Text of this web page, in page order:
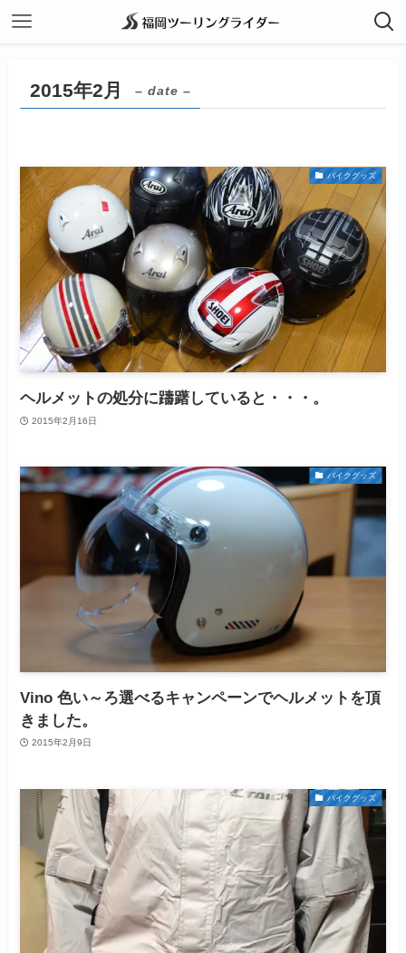
2015年2月 – date –
バイクグッズ
ヘルメットの処分に躊躇していると・・・。
2015年2月16日
バイクグッズ
Vino 色い～ろ選べるキャンペーンでヘルメットを頂
きました。
2015年2月9日
バイクグッズ